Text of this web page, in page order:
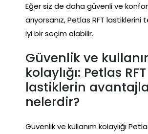
Eğer siz de daha güvenli ve
arıyorsanız, Petlas RFT
iyi bir seçim olabilir.
Güvenlik ve
kolaylığı: Petlas RFT
lastiklerin
nelerdir?
Güvenlik ve kullanım kolaylığı